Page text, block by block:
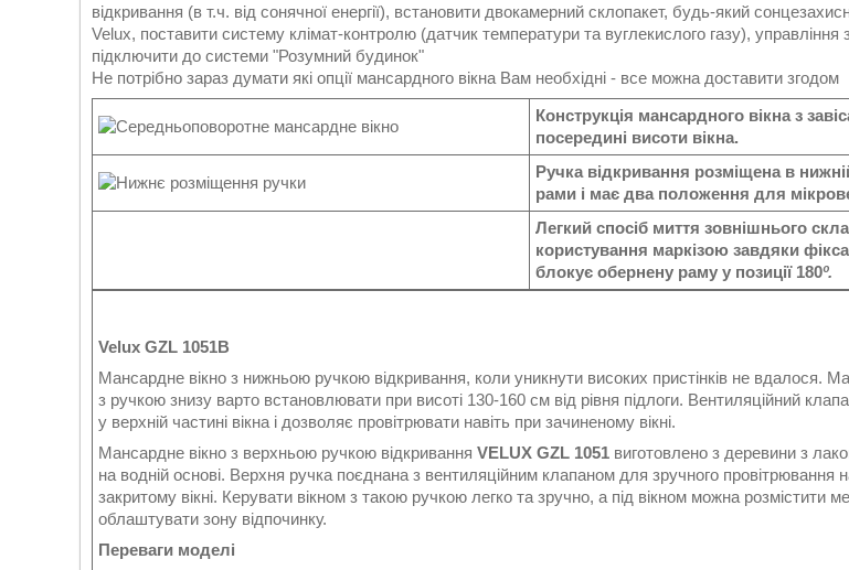
відкривання (в т.ч. від сонячної енергії), встановити двокамерний склопакет, будь-який
Velux, поставити систему клімат-контролю (датчик температури та вуглекислого газу), управління
підключити до системи "Розумний будинок"
Не потрібно зараз думати які опції мансардного вікна Вам необхідні - все можна доставити згодом
Конструкція мансардного вікна з
посередині висоти вікна.
Ручка відкривання розміщена в
рами і має два положення для
Легкий спосіб миття зовнішнього
користування маркізою завдяки
блокує обернену раму у позиції 180º.
Velux GZL 1051В
Мансардне вікно з нижньою ручкою відкривання, коли уникнути високих пристінків не вдалося.
з ручкою знизу варто встановлювати при висоті 130-160 см від рівня підлоги. Вентиляційний
у верхній частині вікна і дозволяє провітрювати навіть при зачиненому вікні.
Мансардне вікно з верхньою ручкою відкривання VELUX GZL 1051 виготовлено з деревини з
на водній основі. Верхня ручка поєднана з вентиляційним клапаном для зручного провітрювання
закритому вікні. Керувати вікном з такою ручкою легко та зручно, а під вікном можна розмістити
облаштувати зону відпочинку.
Переваги моделі